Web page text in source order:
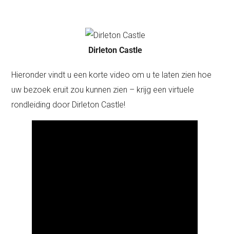
Dirleton Castle
Hieronder vindt u een korte video om u te laten zien hoe
uw bezoek eruit zou kunnen zien – krijg een virtuele
rondleiding door Dirleton Castle!